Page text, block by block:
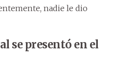
nadie le dio
se presentó en el